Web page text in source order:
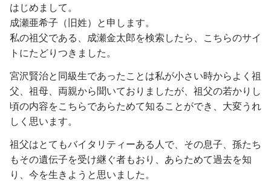
はじめまして。
成瀬亜希子（旧姓）と申します。
私の祖父である、成瀬金太郎を検索したら、こちらのサイ
トにたどりつきました。
宮沢賢治と同級生であったことは私が小さい時からよく祖
父、祖母、両親から聞いておりましたが、祖父の若かりし
頃の内容をこちらであらためて知ることができ、大変うれ
しく思います。
祖父はとてもバイタリティーある人で、その息子、孫たち
もその遺伝子を受け継ぐ者もおり、あらためて過去を知
り、今を生きようと思いました。